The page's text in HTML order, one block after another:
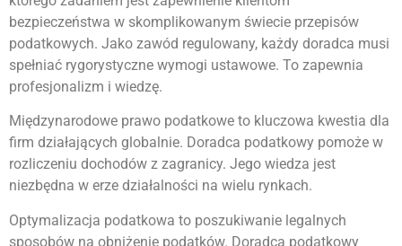
bezpieczeństwa w skomplikowanym świecie przepisów
podatkowych. Jako zawód regulowany, każdy doradca musi
spełniać rygorystyczne wymogi ustawowe. To zapewnia
profesjonalizm i wiedzę.
Międzynarodowe prawo podatkowe to kluczowa kwestia dla
firm działających globalnie. Doradca podatkowy pomoże w
rozliczeniu dochodów z zagranicy. Jego wiedza jest
niezbędna w erze działalności na wielu rynkach.
Optymalizacja podatkowa to poszukiwanie legalnych
sposobów na obniżenie podatków. Doradca podatkowy